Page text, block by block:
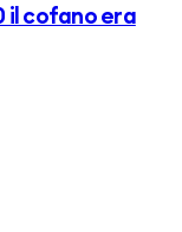
il cofano era